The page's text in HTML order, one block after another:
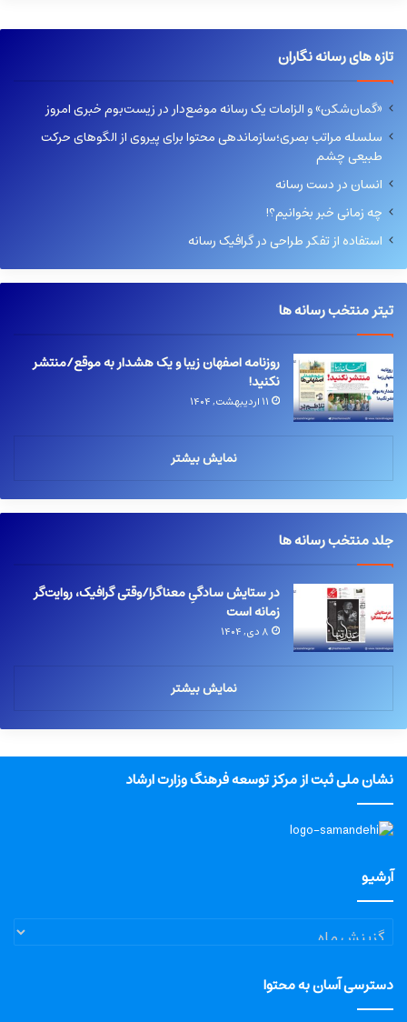
تازه های رسانه نگاران
«گمان‌شکن» و الزامات یک رسانه موضع‌دار در زیست‌بوم خبری امروز
سلسله مراتب بصری؛سازماندهی محتوا برای پیروی از الگوهای حرکت
طبیعی چشم
انسان در دست رسانه
چه زمانی خبر بخوانیم؟!
استفاده از تفکر طراحی در گرافیک رسانه
تیتر منتخب رسانه ها
روزنامه اصفهان زیبا و یک هشدار به موقع/منتشر
نکنید!
۱۱ اردیبهشت, ۱۴۰۴
نمایش بیشتر
جلد منتخب رسانه ها
در ستایش سادگیِ معناگرا/وقتی گرافیک، روایت‌گر
زمانه است
۸ دی, ۱۴۰۴
نمایش بیشتر
نشان ملی ثبت از مرکز توسعه فرهنگ وزارت ارشاد
آرشیو
آرشیو
دسترسی آسان به محتوا